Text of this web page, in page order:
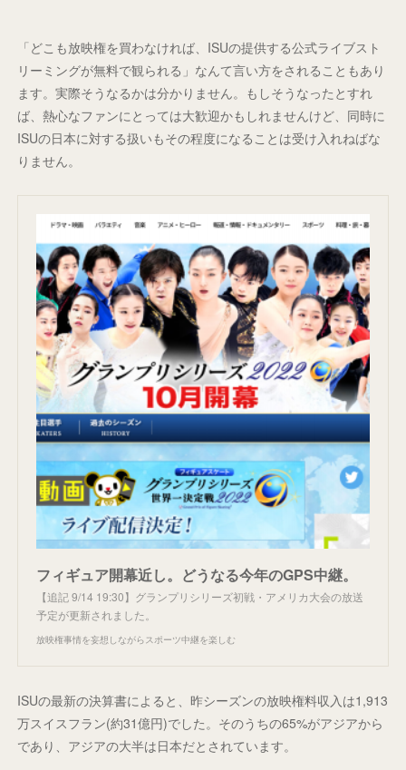
「どこも放映権を買わなければ、ISUの提供する公式ライブスト
リーミングが無料で観られる」なんて言い方をされることもあり
ます。実際そうなるかは分かりません。もしそうなったとすれ
ば、熱心なファンにとっては大歓迎かもしれませんけど、同時に
ISUの日本に対する扱いもその程度になることは受け入れねばな
りません。
フィギュア開幕近し。どうなる今年のGPS中継。
【追記 9/14 19:30】グランプリシリーズ初戦・アメリカ大会の放送
予定が更新されました。
放映権事情を妄想しながらスポーツ中継を楽しむ
ISUの最新の決算書によると、昨シーズンの放映権料収入は1,913
万スイスフラン(約31億円)でした。そのうちの65%がアジアから
であり、アジアの大半は日本だとされています。